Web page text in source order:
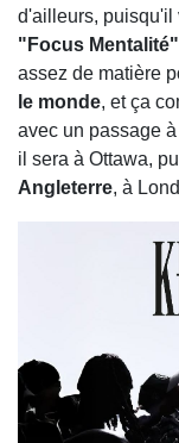
d'ailleurs, puisqu'il
"Focus Mentalité"
assez de matière
le monde, et ça
avec un passage
il sera à Ottawa,
Angleterre, à